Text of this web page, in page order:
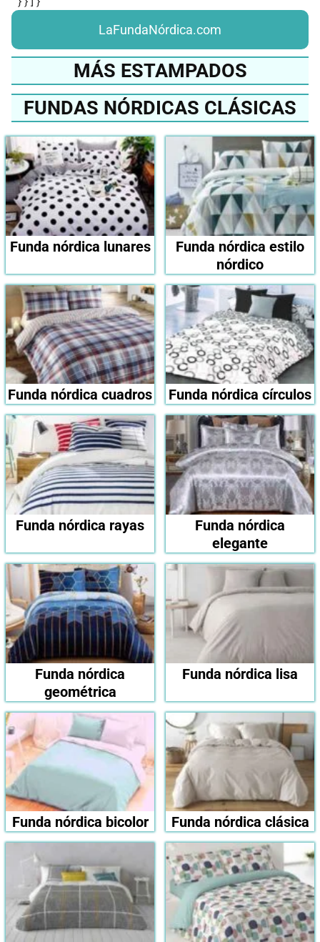
LaFundaNórdica.com
MÁS ESTAMPADOS
FUNDAS NÓRDICAS CLÁSICAS
Funda nórdica lunares
Funda nórdica estilo
nórdico
Funda nórdica cuadros Funda nórdica círculos
Funda nórdica rayas
Funda nórdica
elegante
Funda nórdica
geométrica
Funda nórdica lisa
Funda nórdica bicolor Funda nórdica clásica